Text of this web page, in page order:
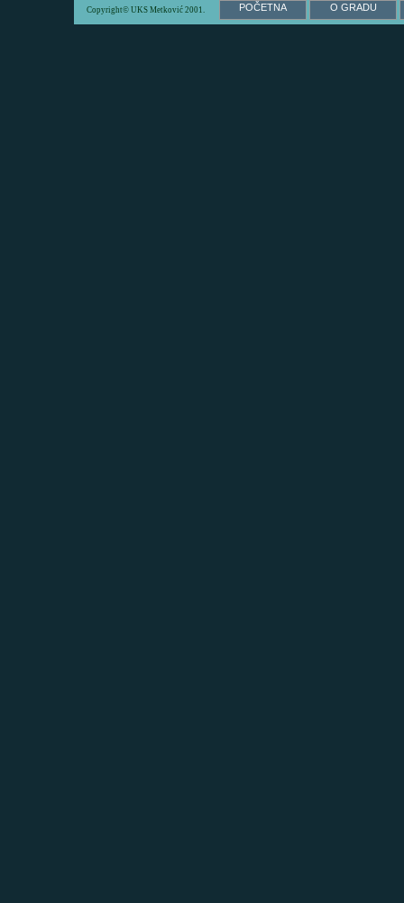
Copyright© UKS Metković 2001. POČETNA O GRADU